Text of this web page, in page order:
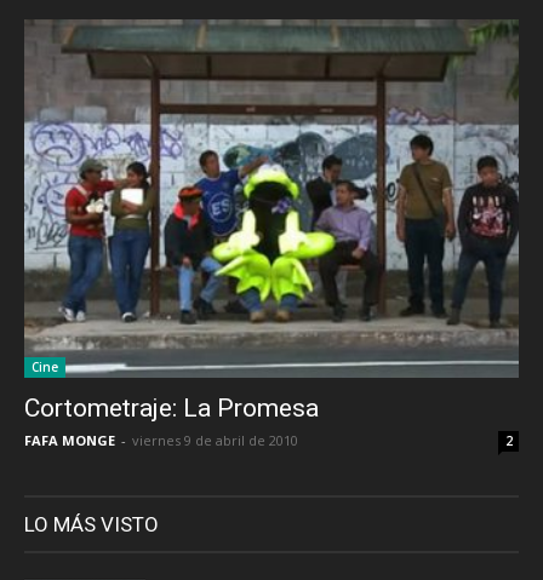
Cine
Cortometraje: La Promesa
FAFA MONGE - viernes 9 de abril de 2010 2
LO MÁS VISTO